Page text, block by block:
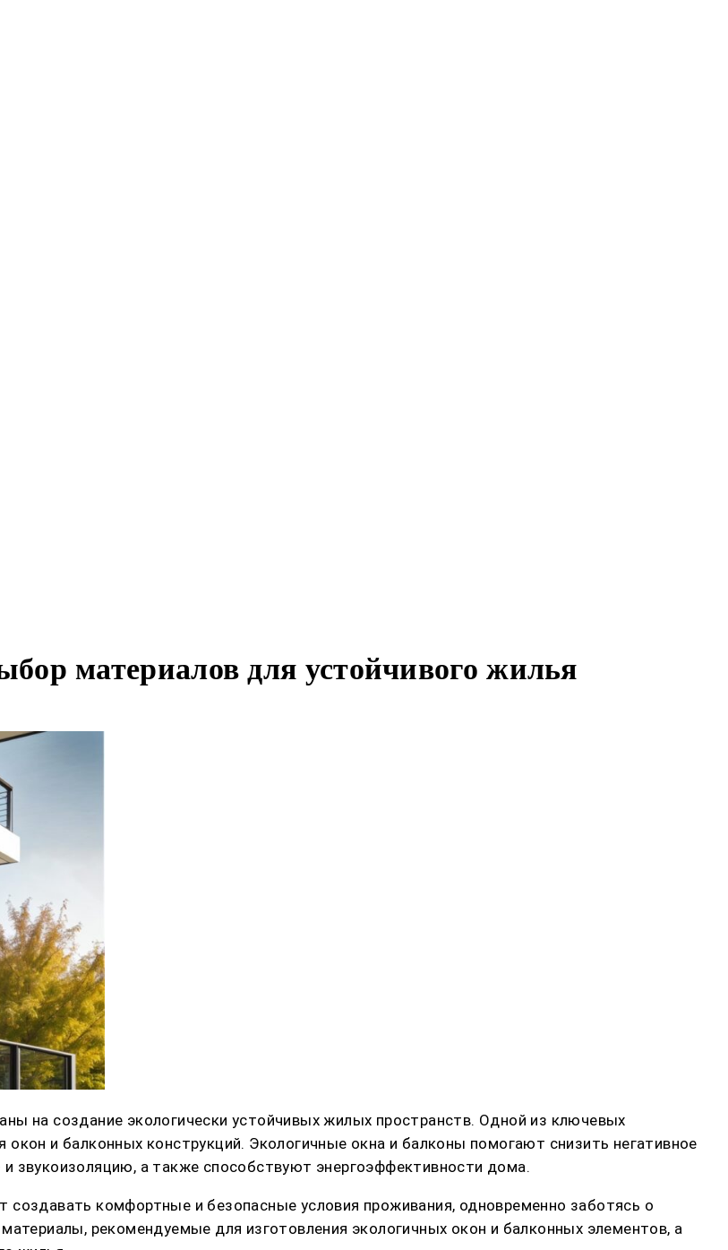
материалов для устойчивого жилья
на создание экологически устойчивых жилых пространств. Одной из ключевых
и балконных конструкций. Экологичные окна и балконы помогают снизить негативное
звукоизоляцию, а также способствуют энергоэффективности дома.
создавать комфортные и безопасные условия проживания, одновременно заботясь о
рекомендуемые для изготовления экологичных окон и балконных элементов, а